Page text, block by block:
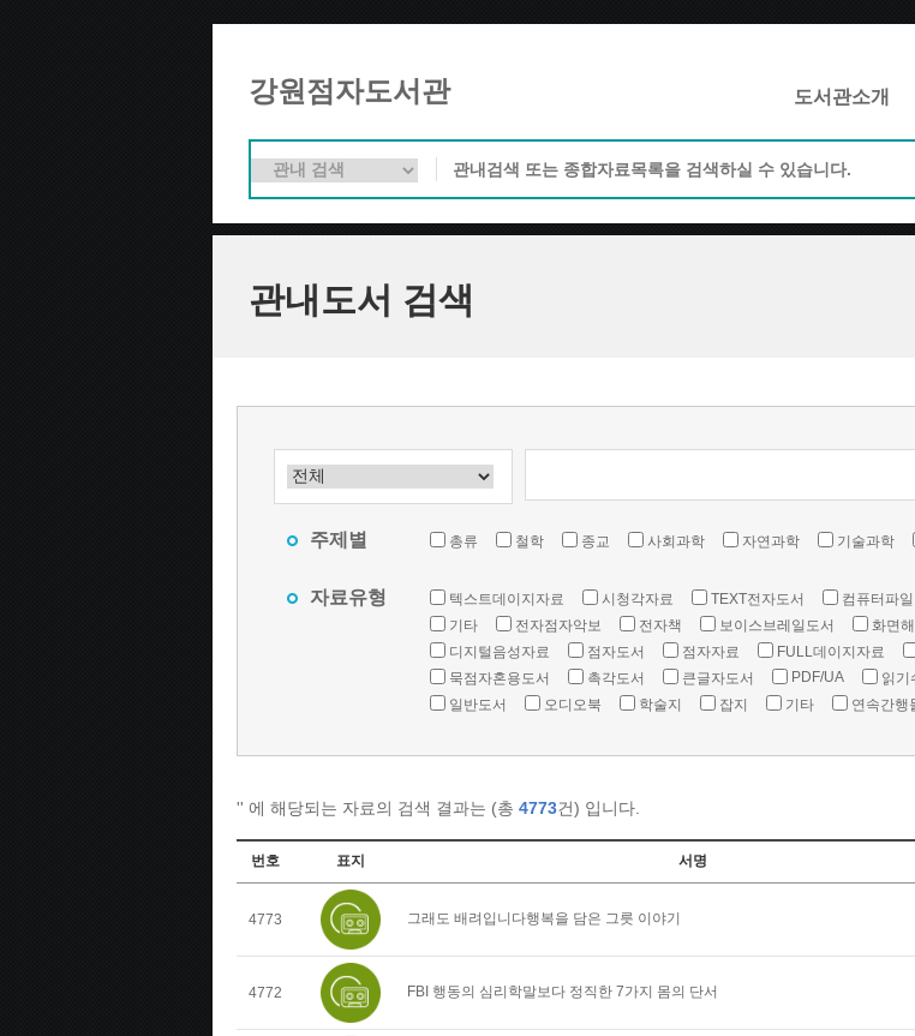
강원점자도서관 도서관소개
관내도서 검색
주제별 총류 철학 종교 사회과학 자연과학 기술과학
자료유형 텍스트데이지자료 시청각자료 TEXT전자도서 컴퓨터파일
기타
전자점자악보 전자책 보이스브레일도서 화면
디지털음성자료
점자도서 점자자료 FULL데이지자료
묵점자혼용도서
촉각도서 큰글자도서 PDF/UA 읽기
일반도서
오디오북 학술지 잡지 기타 연속간행
'' 에 해당되는 자료의 검색 결과는 (총 4773건) 입니다.
번호 표지 서명
4773 그래도 배려입니다행복을 담은 그릇 이야기
4772 FBI 행동의 심리학말보다 정직한 7가지 몸의 단서